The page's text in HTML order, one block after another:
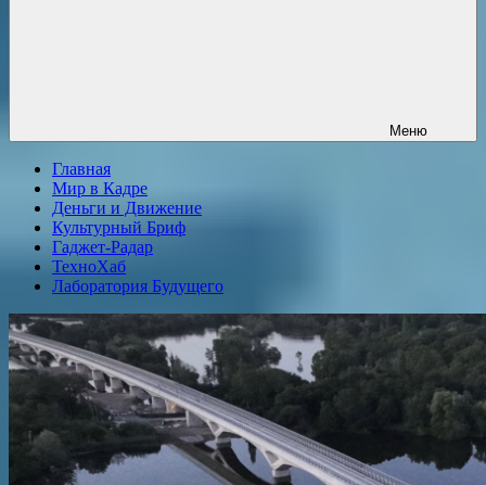
Меню
Главная
Мир в Кадре
Деньги и Движение
Культурный Бриф
Гаджет-Радар
ТехноХаб
Лаборатория Будущего